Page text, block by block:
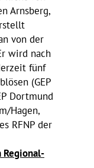
Arns­berg,
von der
wird nach
fünf
(GEP
Dort­mund
​Hagen,
RFNP der
Regio­nal­